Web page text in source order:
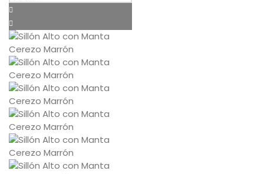
Envíos y Devoluciones